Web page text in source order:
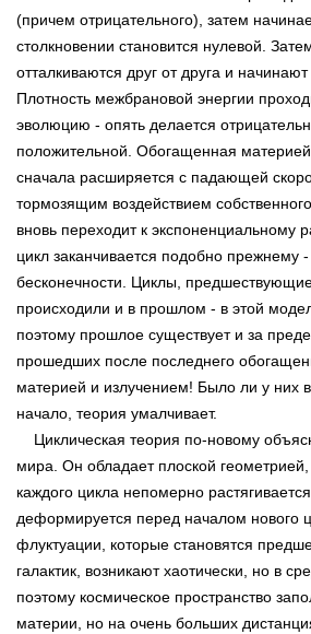
(причем отрицательного), затем
столкновении становится нулевой.
отталкиваются друг от друга и начинают
Плотность межбрановой энергии
эволюцию - опять делается
положительной. Обогащенная
сначала расширяется с падающей
тормозящим воздействием
вновь переходит к
цикл заканчивается подобно прежнему
бесконечности. Циклы,
происходили и в прошлом - в этой
поэтому прошлое существует и за
прошедших после последнего
материей и излучением! Было ли у них
начало, теория умалчивает.
Циклическая теория по-новому
мира. Он обладает плоской геометрией,
каждого цикла непомерно
деформируется перед началом нового
флуктуации, которые становятся
галактик, возникают хаотически, но в
поэтому космическое пространство
материи, но на очень больших